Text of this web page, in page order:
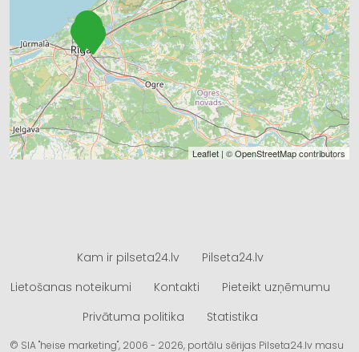
Leaflet | ©OpenStreetMapcontributors
Kam ir pilseta24.lv
Pilseta24.lv
Lietošanas noteikumi
Kontakti
Pieteikt uzņēmumu
Privātuma politika
Statistika
© SIA "heise marketing", 2006 - 2026, portālu sērijas Pilseta24.lv masu